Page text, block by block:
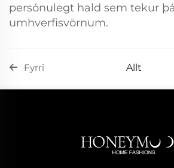
persónulegt hald sem tekur
umhverfisvörnum.
Fyrri Allt